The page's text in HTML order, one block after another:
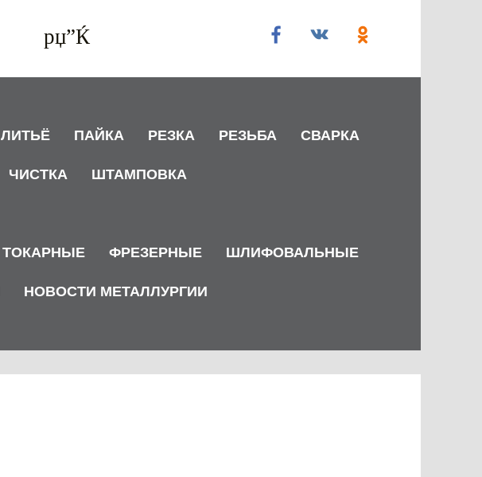
ЛИТЬЁ ПАЙКА РЕЗКА РЕЗЬБА СВАРКА
ЧИСТКА ШТАМПОВКА
ТОКАРНЫЕ ФРЕЗЕРНЫЕ ШЛИФОВАЛЬНЫЕ
НОВОСТИ МЕТАЛЛУРГИИ